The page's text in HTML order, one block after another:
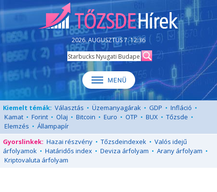
2026. AUGUSZTUS 7. 12:36
Kiemelt témák: Választás • Üzemanyagárak • GDP • Infláció •
Kamat • Forint • Olaj • Bitcoin • Euro • OTP • BUX • Tőzsde •
Elemzés • Állampapír
Gyorslinkek: Hazai részvény • Tőzsdeindexek • Valós idejű
árfolyamok • Határidős index • Deviza árfolyam • Arany árfolyam •
Kriptovaluta árfolyam